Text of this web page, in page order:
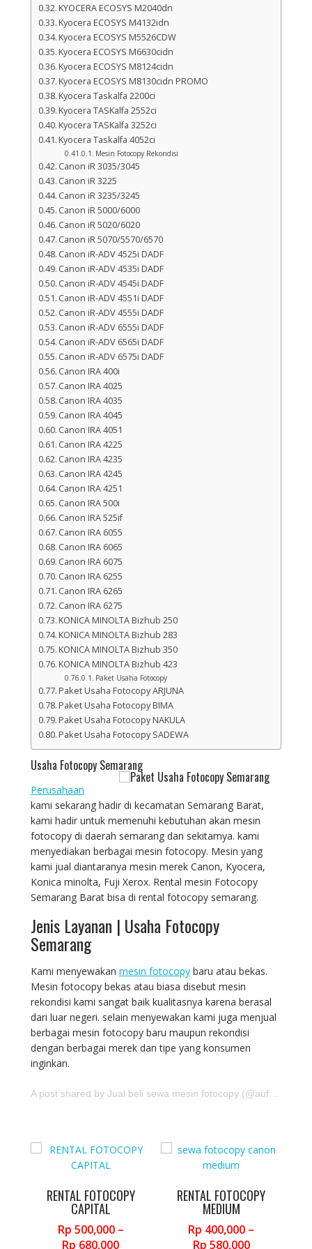
KYOCERA ECOSYS M2040dn
Kyocera ECOSYS M4132idn
Kyocera ECOSYS M5526CDW
Kyocera ECOSYS M6630cidn
Kyocera ECOSYS M8124cidn
Kyocera ECOSYS M8130cidn PROMO
Kyocera Taskalfa 2200ci
Kyocera TASKalfa 2552ci
Kyocera TASKalfa 3252ci
Kyocera Taskalfa 4052ci
Mesin Fotocopy Rekondisi
Canon iR 3035/3045
Canon iR 3225
Canon iR 3235/3245
Canon iR 5000/6000
Canon iR 5020/6020
Canon iR 5070/5570/6570
Canon iR-ADV 4525i DADF
Canon iR-ADV 4535i DADF
Canon iR-ADV 4545i DADF
Canon iR-ADV 4551i DADF
Canon iR-ADV 4555i DADF
Canon iR-ADV 6555i DADF
Canon iR-ADV 6565i DADF
Canon iR-ADV 6575i DADF
Canon IRA 400i
Canon IRA 4025
Canon IRA 4035
Canon IRA 4045
Canon IRA 4051
Canon IRA 4225
Canon IRA 4235
Canon IRA 4245
Canon IRA 4251
Canon IRA 500i
Canon IRA 525if
Canon IRA 6055
Canon IRA 6065
Canon IRA 6075
Canon IRA 6255
Canon IRA 6265
Canon IRA 6275
KONICA MINOLTA Bizhub 250
KONICA MINOLTA Bizhub 283
KONICA MINOLTA Bizhub 350
KONICA MINOLTA Bizhub 423
Paket Usaha Fotocopy
Paket Usaha Fotocopy ARJUNA
Paket Usaha Fotocopy BIMA
Paket Usaha Fotocopy NAKULA
Paket Usaha Fotocopy SADEWA
Usaha Fotocopy Semarang
Perusahaan
kami sekarang hadir di kecamatan Semarang Barat,
kami hadir untuk memenuhi kebutuhan akan mesin
fotocopy di daerah semarang dan sekitarnya. kami
menyediakan berbagai mesin fotocopy. Mesin yang
kami jual diantaranya mesin merek Canon, Kyocera,
Konica minolta, Fuji Xerox. Rental mesin Fotocopy
Semarang Barat bisa di rental fotocopy semarang.
Jenis Layanan | Usaha Fotocopy
Semarang
Kami menyewakan mesin fotocopybaru atau bekas.
Mesin fotocopy bekas atau biasa disebut mesin
rekondisi kami sangat baik kualitasnya karena berasal
dari luar negeri. selain menyewakan kami juga menjual
berbagai mesin fotocopy baru maupun rekondisi
dengan berbagai merek dan tipe yang konsumen
inginkan.
A post shared by Jual beli sewa mesin fotocopy (@aufajaya.id)
RENTAL FOTOCOPY
CAPITAL
Rp 500,000 –
Rp 680,000Price
RENTAL FOTOCOPY
MEDIUM
Rp 400,000 –
Rp 580,000Price